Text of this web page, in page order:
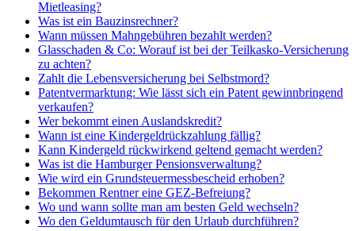
Mietleasing?
Was ist ein Bauzinsrechner?
Wann müssen Mahngebühren bezahlt werden?
Glasschaden & Co: Worauf ist bei der Teilkasko-Versicherung
zu achten?
Zahlt die Lebensversicherung bei Selbstmord?
Patentvermarktung: Wie lässt sich ein Patent gewinnbringend
verkaufen?
Wer bekommt einen Auslandskredit?
Wann ist eine Kindergeldrückzahlung fällig?
Kann Kindergeld rückwirkend geltend gemacht werden?
Was ist die Hamburger Pensionsverwaltung?
Wie wird ein Grundsteuermessbescheid erhoben?
Bekommen Rentner eine GEZ-Befreiung?
Wo und wann sollte man am besten Geld wechseln?
Wo den Geldumtausch für den Urlaub durchführen?